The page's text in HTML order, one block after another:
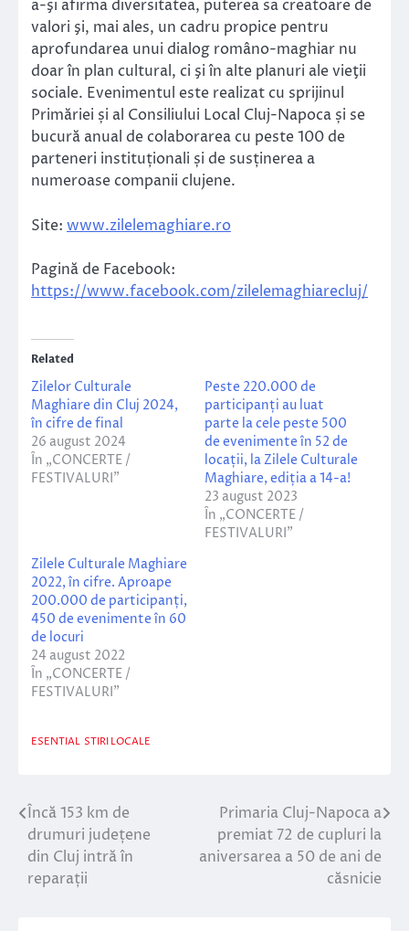
a-şi afirma diversitatea, puterea sa creatoare de
valori şi, mai ales, un cadru propice pentru
aprofundarea unui dialog româno-maghiar nu
doar în plan cultural, ci şi în alte planuri ale vieţii
sociale. Evenimentul este realizat cu sprijinul
Primăriei și al Consiliului Local Cluj-Napoca și se
bucură anual de colaborarea cu peste 100 de
parteneri instituționali și de susținerea a
numeroase companii clujene.
Site: www.zilelemaghiare.ro
Pagină de Facebook:
https://www.facebook.com/zilelemaghiarecluj/
Related
Zilelor Culturale
Maghiare din Cluj 2024,
în cifre de final
26 august 2024
În „CONCERTE /
FESTIVALURI”
Peste 220.000 de
participanți au luat
parte la cele peste 500
de evenimente în 52 de
locații, la Zilele Culturale
Maghiare, ediția a 14-a!
23 august 2023
În „CONCERTE /
FESTIVALURI”
Zilele Culturale Maghiare
2022, în cifre. Aproape
200.000 de participanți,
450 de evenimente în 60
de locuri
24 august 2022
În „CONCERTE /
FESTIVALURI”
ESENTIAL STIRI LOCALE
Navigare
în
articole
Încă 153 km de
drumuri județene
din Cluj intră în
reparații
Primaria Cluj-Napoca a
premiat 72 de cupluri la
aniversarea a 50 de ani de
căsnicie